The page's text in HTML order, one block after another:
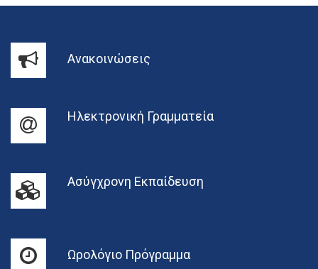
Ανακοινώσεις
Ηλεκτρονική Γραμματεία
Ασύγχρονη Εκπαίδευση
Ωρολόγιο Πρόγραμμα